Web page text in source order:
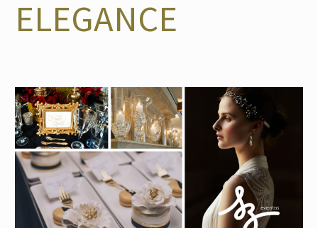
ELEGANCE